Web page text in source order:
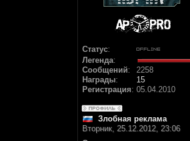
Статус:
Легенда:
Сообщений:
2258
Награды:
15
Регистрация: 05.04.2010
Злобная реклама
Вторник, 25.12.2012, 23:06